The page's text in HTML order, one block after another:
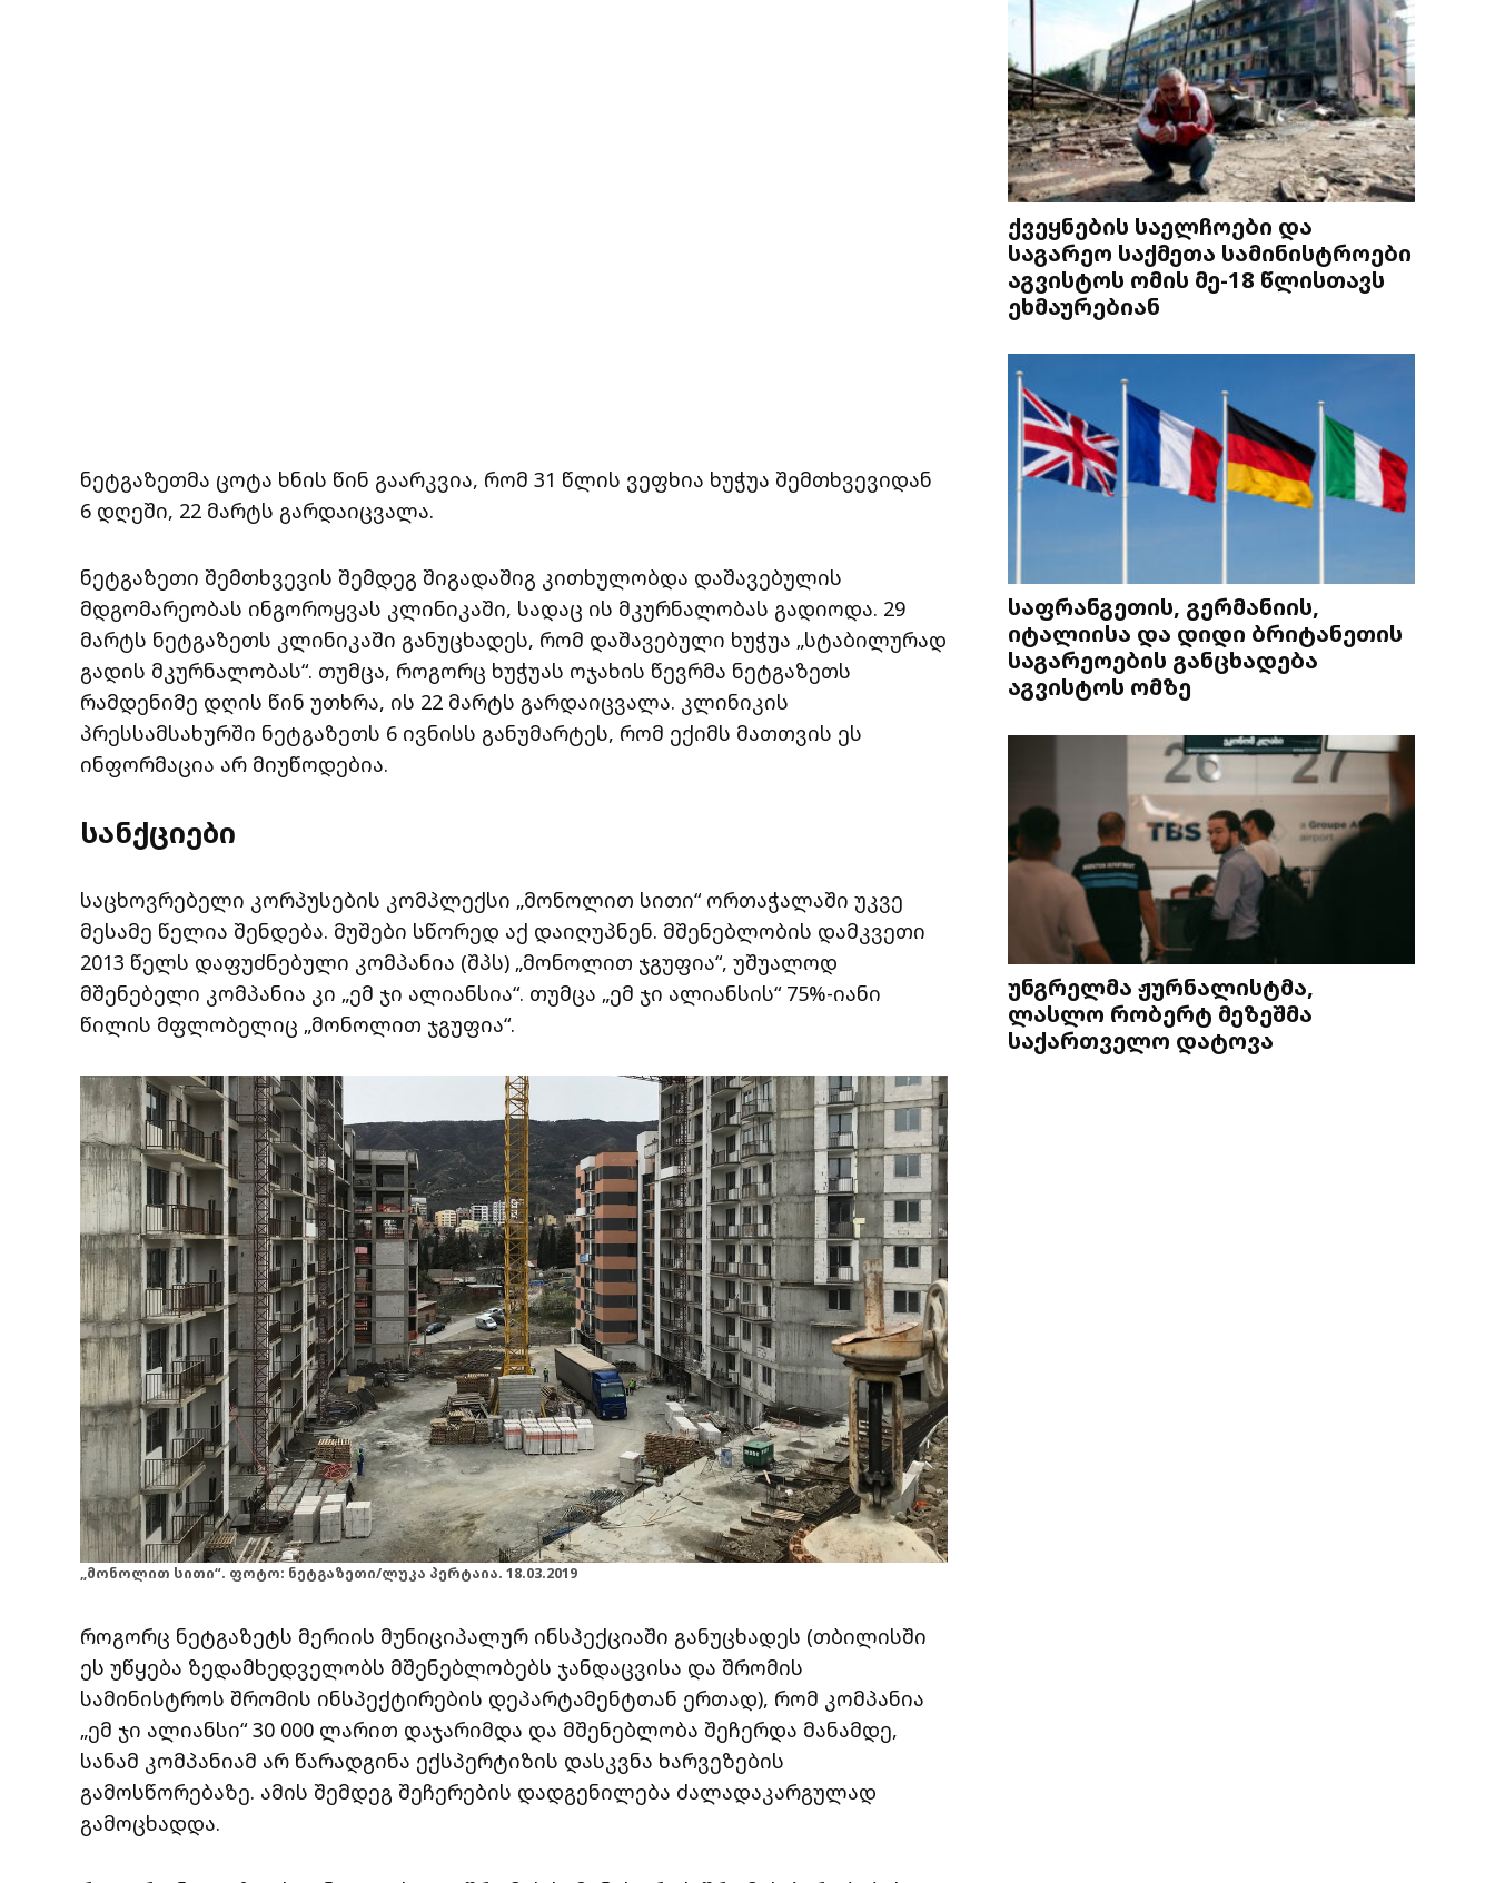
ნეტგაზეთმა ცოტა ხნის წინ გაარკვია, რომ 31 წლის ვეფხია ხუჭუა შემთხვევიდან
6 დღეში, 22 მარტს გარდაიცვალა.
ნეტგაზეთი შემთხვევის შემდეგ შიგადაშიგ კითხულობდა დაშავებულის
მდგომარეობას ინგოროყვას კლინიკაში, სადაც ის მკურნალობას გადიოდა. 29
მარტს ნეტგაზეთს კლინიკაში განუცხადეს, რომ დაშავებული ხუჭუა „სტაბილურად
გადის მკურნალობას“. თუმცა, როგორც ხუჭუას ოჯახის წევრმა ნეტგაზეთს
რამდენიმე დღის წინ უთხრა, ის 22 მარტს გარდაიცვალა. კლინიკის
პრესსამსახურში ნეტგაზეთს 6 ივნისს განუმარტეს, რომ ექიმს მათთვის ეს
ინფორმაცია არ მიუწოდებია.
სანქციები
საცხოვრებელი კორპუსების კომპლექსი „მონოლით სითი“ ორთაჭალაში უკვე
მესამე წელია შენდება. მუშები სწორედ აქ დაიღუპნენ. მშენებლობის დამკვეთი
2013 წელს დაფუძნებული კომპანია (შპს) „მონოლით ჯგუფია“, უშუალოდ
მშენებელი კომპანია კი „ემ ჯი ალიანსია“. თუმცა „ემ ჯი ალიანსის“ 75%-იანი
წილის მფლობელიც „მონოლით ჯგუფია“.
„მონოლით სითი“. ფოტო: ნეტგაზეთი/ლუკა პერტაია. 18.03.2019
როგორც ნეტგაზეტს მერიის მუნიციპალურ ინსპექციაში განუცხადეს (თბილისში
ეს უწყება ზედამხედველობს მშენებლობებს ჯანდაცვისა და შრომის
სამინისტროს შრომის ინსპექტირების დეპარტამენტთან ერთად), რომ კომპანია
„ემ ჯი ალიანსი“ 30 000 ლარით დაჯარიმდა და მშენებლობა შეჩერდა მანამდე,
სანამ კომპანიამ არ წარადგინა ექსპერტიზის დასკვნა ხარვეზების
გამოსწორებაზე. ამის შემდეგ შეჩერების დადგენილება ძალადაკარგულად
გამოცხადდა.
ქვეყნების საელჩოები და
საგარეო საქმეთა სამინისტროები
აგვისტოს ომის მე-18 წლისთავს
ეხმაურებიან
საფრანგეთის, გერმანიის,
იტალიისა და დიდი ბრიტანეთის
საგარეოების განცხადება
აგვისტოს ომზე
უნგრელმა ჟურნალისტმა,
ლასლო რობერტ მეზეშმა
საქართველო დატოვა